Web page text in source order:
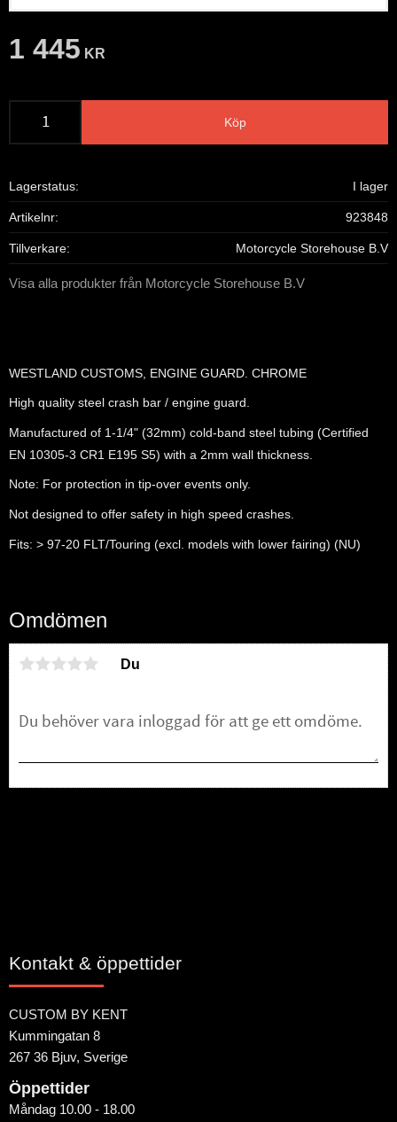
1 445 KR
Köp
Lagerstatus I lager
Artikelnr 923848
Tillverkare Motorcycle Storehouse B.V
Visa alla produkter från Motorcycle Storehouse B.V
WESTLAND CUSTOMS, ENGINE GUARD. CHROME
High quality steel crash bar / engine guard.
Manufactured of 1-1/4" (32mm) cold-band steel tubing (Certified
EN 10305-3 CR1 E195 S5) with a 2mm wall thickness.
Note: For protection in tip-over events only.
Not designed to offer safety in high speed crashes.
Fits: > 97-20 FLT/Touring (excl. models with lower fairing) (NU)
Omdömen
Du
Kontakt & öppettider
CUSTOM BY KENT
Kummingatan 8
267 36 Bjuv, Sverige
Öppettider
Måndag 10.00 - 18.00